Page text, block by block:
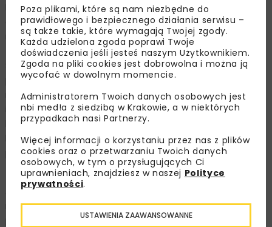
Niemcami to potężny z logistycznego punktu widzenia
atut. Obecnie w przypadku Szczecina i Świnoujścia
mówimy o jednym z największych w regionie Bałtyku
zespole portowym, który leży na szlaku łączącym
Skandynawię ze środkową i południową Europą. Ich
położenie jest także szczególnie istotne dla transportu
między państwami bałtyckimi a Niemcami. Między
innymi z tego powodu cały zespół potrzebuje inwestycji,
które mogą wpłynąć na dynamiczny rozwój. Tym
bardziej że nakłady na nowe elementy infrastrukturalne
ponoszą dziś porty na całym świecie.
– Wszystkie porty bardzo mocno w tej chwili inwestują.
Ale mogą one inwestować tylko w swoich granicach, a
nie poza nimi. A niestety piętą achillesową naszych
portów jest transport kolejowy, czyli droga, którą ładunki
Poza plikami, które są nam niezbędne do
prawidłowego i bezpiecznego działania serwisu –
są także takie, które wymagają Twojej zgody.
Każda udzielona zgoda poprawi Twoje
doświadczenia jeśli jesteś naszym Użytkownikiem.
Zgoda na pliki cookies jest dobrowolna i można ją
wycofać w dowolnym momencie.
Administratorem Twoich danych osobowych jest
nbi med!a z siedzibą w Krakowie, a w niektórych
przypadkach nasi Partnerzy.
Więcej informacji o korzystaniu przez nas z plików
cookies oraz o przetwarzaniu Twoich danych
osobowych, w tym o przysługujących Ci
uprawnieniach, znajdziesz w naszej Polityce
prywatności.
USTAWIENIA ZAAWANSOWANNE